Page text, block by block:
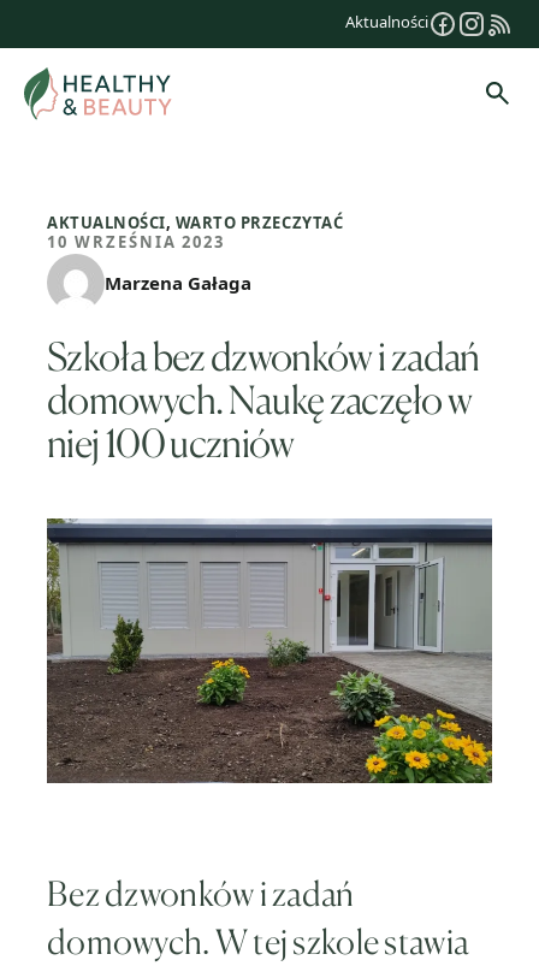
treści
Aktualności
AKTUALNOŚCI, WARTO PRZECZYTAĆ
10 WRZEŚNIA 2023
Marzena Gałaga
Szkoła bez dzwonków i zadań
domowych. Naukę zaczęło w
niej 100 uczniów
Bez dzwonków i zadań
domowych. W tej szkole stawia